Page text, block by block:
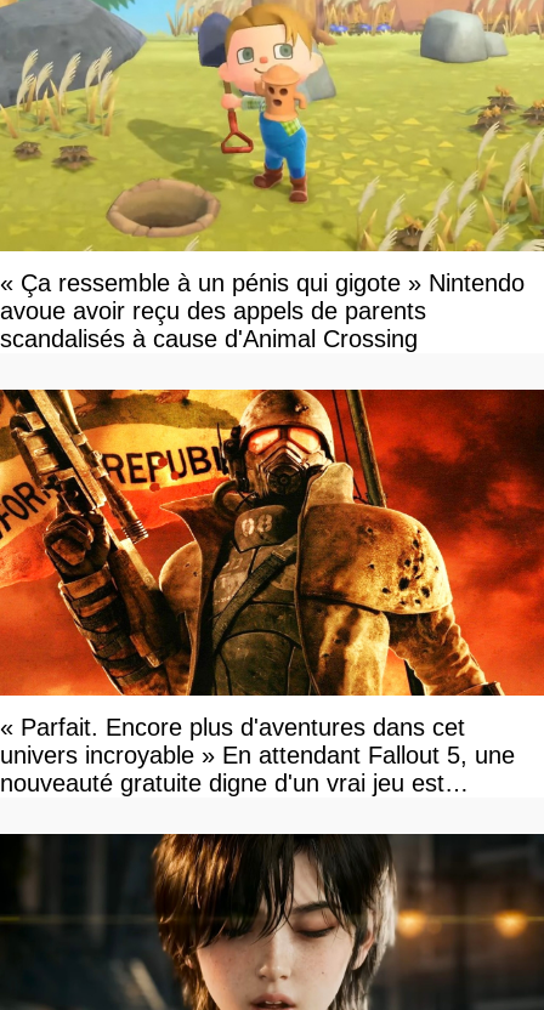
« Ça ressemble à un pénis qui gigote » Nintendo
avoue avoir reçu des appels de parents
scandalisés à cause d'Animal Crossing
« Parfait. Encore plus d'aventures dans cet
univers incroyable » En attendant Fallout 5, une
nouveauté gratuite digne d'un vrai jeu est